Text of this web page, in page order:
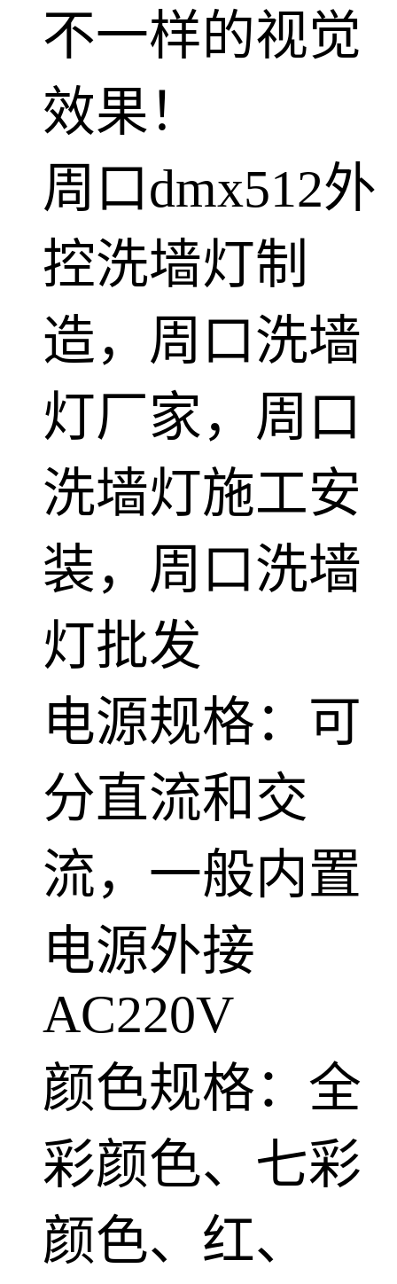
不一样的视觉
效果！
周口dmx512外
控洗墙灯制
造，周口洗墙
灯厂家，周口
洗墙灯施工安
装，周口洗墙
灯批发
电源规格：可
分直流和交
流，一般内置
电源外接
AC220V
颜色规格：全
彩颜色、七彩
颜色、红、